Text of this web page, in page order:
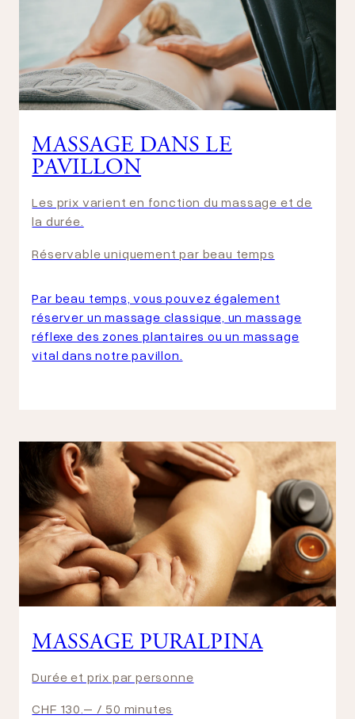
MASSAGE DANS LE
PAVILLON
Les prix varient en fonction du massage et de
la durée.
Réservable uniquement par beau temps
Par beau temps, vous pouvez également
réserver un massage classique, un massage
réflexe des zones plantaires ou un massage
vital dans notre pavillon.
MASSAGE PURALPINA
Durée et prix par personne
CHF 130.– / 50 minutes